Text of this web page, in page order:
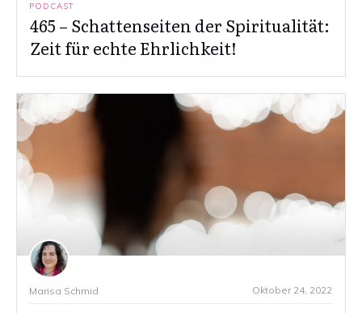
PODCAST
465 – Schattenseiten der Spiritualität:
Zeit für echte Ehrlichkeit!
Marisa Schmid Oktober 24, 2022